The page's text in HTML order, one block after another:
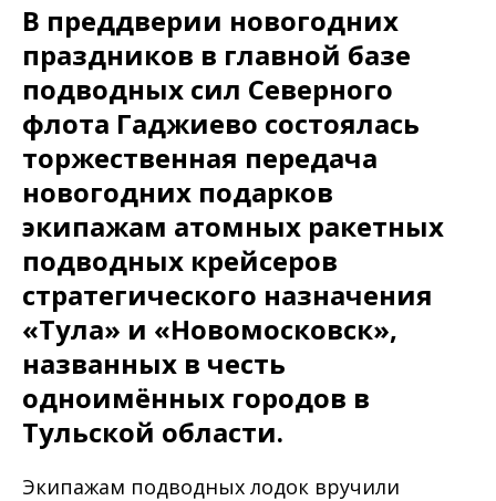
В преддверии новогодних
праздников в главной базе
подводных сил Северного
флота Гаджиево состоялась
торжественная передача
новогодних подарков
экипажам атомных ракетных
подводных крейсеров
стратегического назначения
«Тула» и «Новомосковск»,
названных в честь
одноимённых городов в
Тульской области.
Экипажам подводных лодок вручили